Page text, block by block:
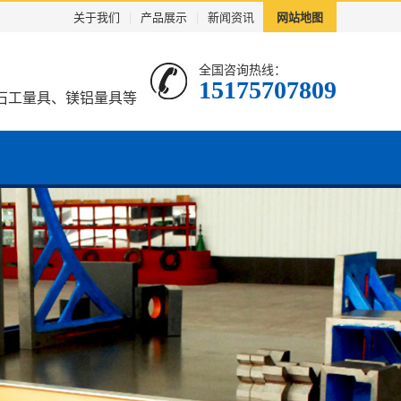
关于我们 产品展示 新闻资讯 网站地图
工量具、镁铝量具等
全国咨询热线：
15175707809